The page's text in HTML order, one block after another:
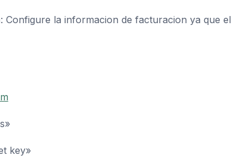
: Configure la informacion de facturacion ya que
key»